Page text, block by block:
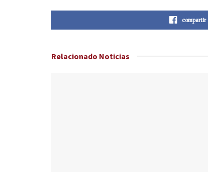
compartir
Relacionado Noticias